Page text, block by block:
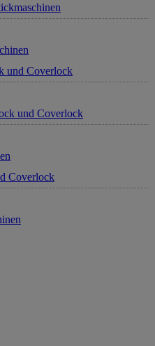
und Coverlock
und Coverlock
Coverlock